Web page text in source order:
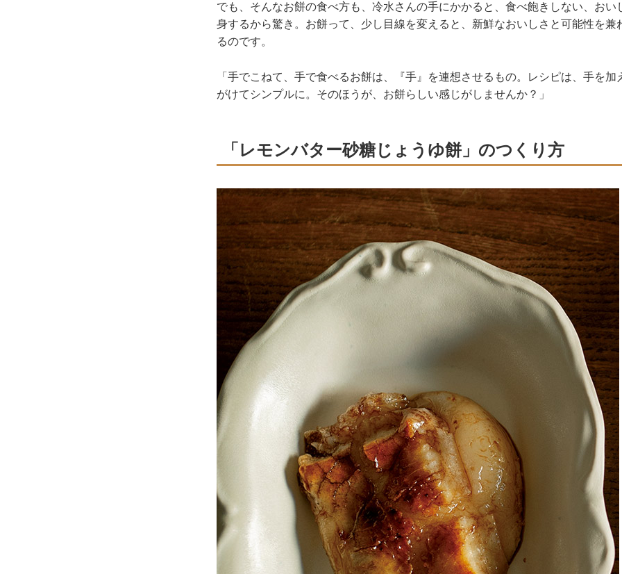
でも、そんなお餅の食べ方も、冷水さんの手にかかると、食べ飽きしない、おい
身するから驚き。お餅って、少し目線を変えると、新鮮なおいしさと可能性を兼
るのです。
「手でこねて、手で食べるお餅は、『手』を連想させるもの。レシピは、手を加
がけてシンプルに。そのほうが、お餅らしい感じがしませんか？」
「レモンバター砂糖じょうゆ餅」のつくり方